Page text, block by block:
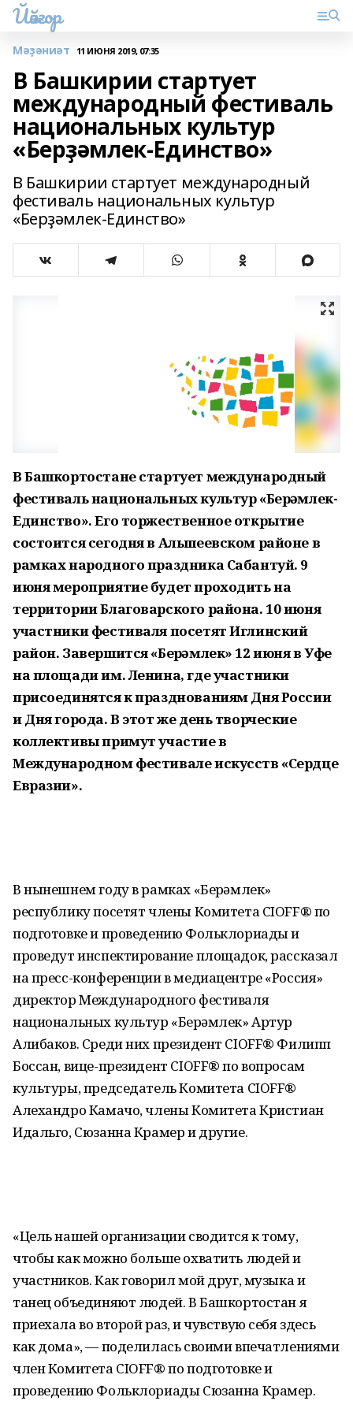
Йәйғор
Мәҙәниәт 11 ИЮНЯ 2019, 07:35
В Башкирии стартует
международный фестиваль
национальных культур
«Берҙәмлек-Единство»
В Башкирии стартует международный
фестиваль национальных культур
«Берҙәмлек-Единство»
В Башкортостане стартует международный
фестиваль национальных культур «Берҙәмлек-
Единство». Его торжественное открытие
состоится сегодня в Альшеевском районе в
рамках народного праздника Сабантуй. 9
июня мероприятие будет проходить на
территории Благоварского района. 10 июня
участники фестиваля посетят Иглинский
район. Завершится «Берҙәмлек» 12 июня в Уфе
на площади им. Ленина, где участники
присоединятся к празднованиям Дня России
и Дня города. В этот же день творческие
коллективы примут участие в
Международном фестивале искусств «Сердце
Евразии».
В нынешнем году в рамках «Берҙәмлек»
республику посетят члены Комитета CIOFF® по
подготовке и проведению Фольклориады и
проведут инспектирование площадок, рассказал
на пресс-конференции в медиацентре «Россия»
директор Международного фестиваля
национальных культур «Берҙәмлек» Артур
Алибаков. Среди них президент CIOFF® Филипп
Боссан, вице-президент CIOFF® по вопросам
культуры, председатель Комитета CIOFF®
Алехандро Камачо, члены Комитета Кристиан
Идальго, Сюзанна Крамер и другие.
«Цель нашей организации сводится к тому,
чтобы как можно больше охватить людей и
участников. Как говорил мой друг, музыка и
танец объединяют людей. В Башкортостан я
приехала во второй раз, и чувствую себя здесь
как дома», — поделилась своими впечатлениями
член Комитета CIOFF® по подготовке и
проведению Фольклориады Сюзанна Крамер.